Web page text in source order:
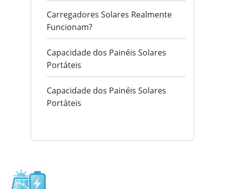
Carregadores Solares Realmente
Funcionam?
Capacidade dos Painéis Solares
Portáteis
Capacidade dos Painéis Solares
Portáteis